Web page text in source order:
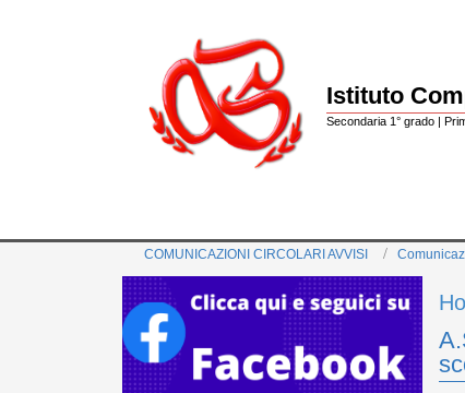
Istituto
Secondaria 1° grado |
COMUNICAZIONI CIRCOLARI AVVISI